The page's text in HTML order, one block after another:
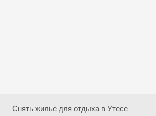
Снять жилье для отдыха в Утесе